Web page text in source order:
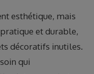
esthétique, mais
et durable,
décoratifs inutiles.
qui